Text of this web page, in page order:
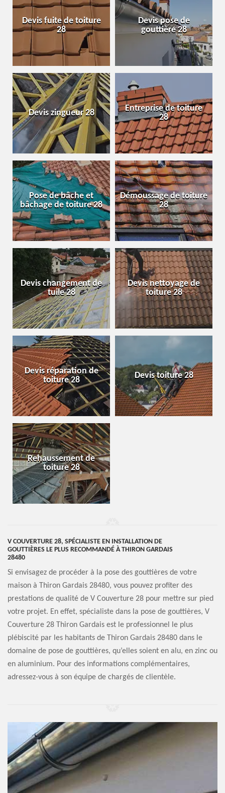
Devis fuite de toiture
28
Devis pose de
gouttière 28
Devis zingueur 28
Entreprise de toiture
28
Pose de bâche et
bâchage de toiture 28
Démoussage de toiture
28
Devis changement de
tuile 28
Devis nettoyage de
toiture 28
Devis réparation de
toiture 28
Devis toiture 28
Rehaussement de
toiture 28
V COUVERTURE 28, SPÉCIALISTE EN INSTALLATION DE
GOUTTIÈRES LE PLUS RECOMMANDÉ À THIRON GARDAIS
28480
Si envisagez de procéder à la pose des gouttières de votre
maison à Thiron Gardais 28480, vous pouvez profiter des
prestations de qualité de V Couverture 28 pour mettre sur pied
votre projet. En effet, spécialiste dans la pose de gouttières, V
Couverture 28 Thiron Gardais est le professionnel le plus
plébiscité par les habitants de Thiron Gardais 28480 dans le
domaine de pose de gouttières, qu’elles soient en alu, en zinc ou
en aluminium. Pour des informations complémentaires,
adressez-vous à son équipe de chargés de clientèle.